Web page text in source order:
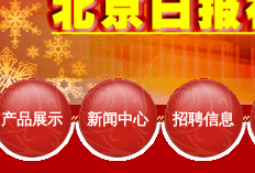
产品展示 新闻中心 招聘信息